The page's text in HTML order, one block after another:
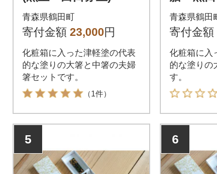
青森県鶴田町
寄付金額 23,000円
化粧箱に入った津軽塗の代表
的な塗りの大箸と中箸の夫婦
箸セットです。
（1件）
青森県鶴田
寄付金額
化粧箱に入
的な塗りの
す。
5 6